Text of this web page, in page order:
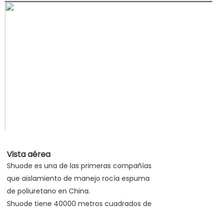
Vista aérea
Shuode es una de las primeras compañías
que aislamiento de manejo rocía espuma
de poliuretano en China.
Shuode tiene 40000 metros cuadrados de